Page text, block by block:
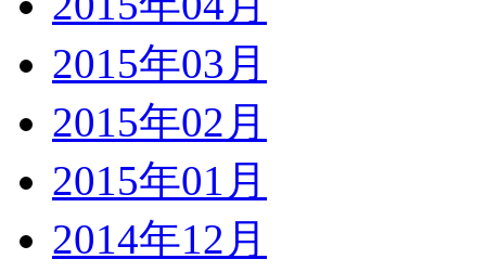
2015年03月
2015年02月
2015年01月
2014年12月